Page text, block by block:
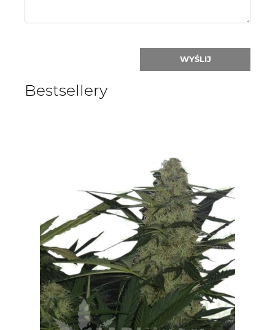
WYŚLIJ
Bestsellery